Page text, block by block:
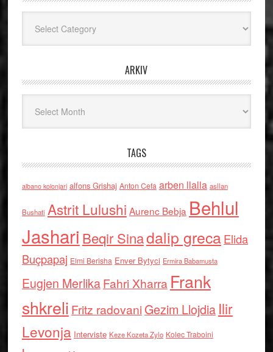
ARKIV
TAGS
albano kolonjari alfons Grishaj Anton Cefa arben llalla asllan
Bushati Astrit Lulushi Aurenc Bebja Behlul
Jashari Beqir Sinadalip grecaElida
Buçpapaj Elmi Berisha Enver Bytyci Ermira Babamusta
Eugjen MerlikaFahri Xharra Frank
shkreli Fritz radovaniGezim Llojdia Ilir
Levonja Interviste Keze Kozeta Zylo Kolec Traboini